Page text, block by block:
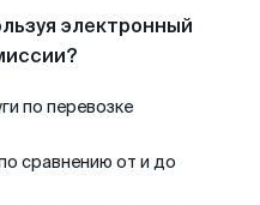
электронный
по перевозке
сравнению от и до